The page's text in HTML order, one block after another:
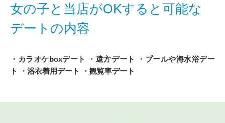
女の子と当店がOKすると可能な
デートの内容
・カラオケboxデート ・遠方デート ・プールや海水浴デー
ト ・浴衣着用デート ・観覧車デート